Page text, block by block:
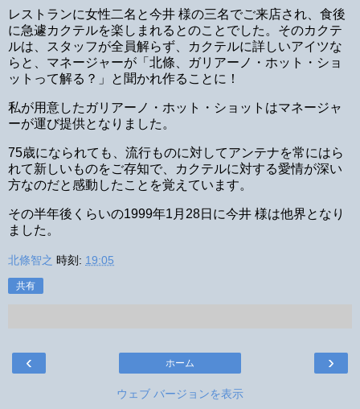
レストランに女性二名と今井 様の三名でご来店され、食後
に急遽カクテルを楽しまれるとのことでした。そのカクテ
ルは、スタッフが全員解らず、カクテルに詳しいアイツな
らと、マネージャーが「北條、ガリアーノ・ホット・ショ
ットって解る？」と聞かれ作ることに！
私が用意したガリアーノ・ホット・ショットはマネージャ
ーが運び提供となりました。
75歳になられても、流行ものに対してアンテナを常にはら
れて新しいものをご存知で、カクテルに対する愛情が深い
方なのだと感動したことを覚えています。
その半年後くらいの1999年1月28日に今井 様は他界となり
ました。
北條智之 時刻: 19:05
共有
‹ ›
ホーム
ウェブ バージョンを表示